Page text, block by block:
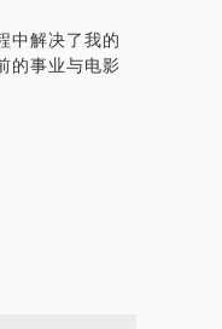
中解决了我的
的事业与电影